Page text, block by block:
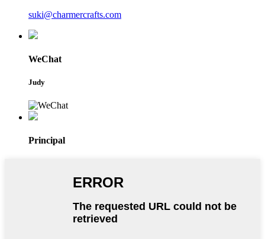
suki@charmercrafts.com
WeChat
Judy
Principal